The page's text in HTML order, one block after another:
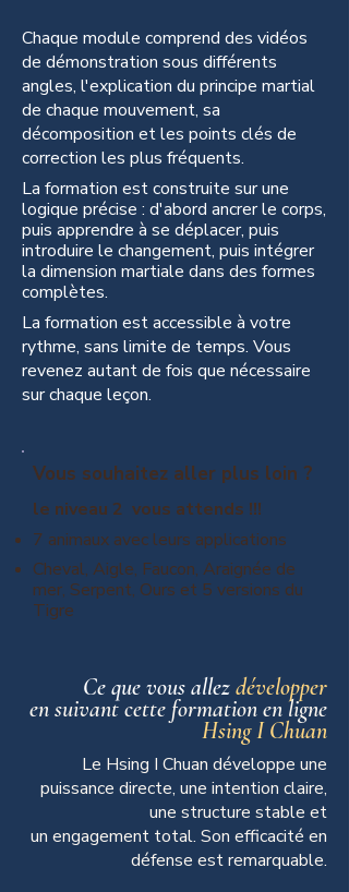
Chaque module comprend des vidéos
de démonstration sous différents
angles, l'explication du principe martial
de chaque mouvement, sa
décomposition et les points clés de
correction les plus fréquents.
La formation est construite sur une
logique précise : d'abord ancrer le corps,
puis apprendre à se déplacer, puis
introduire le changement, puis intégrer
la dimension martiale dans des formes
complètes.
La formation est accessible à votre
rythme, sans limite de temps. Vous
revenez autant de fois que nécessaire
sur chaque leçon.
Vous souhaitez aller plus loin ?
le niveau 2 vous attends !!!
7 animaux avec leurs applications
Cheval, Aigle, Faucon, Araignée de
mer, Serpent, Ours et 5 versions du
Tigre
Ce que vous allezdévelopper
en suivant cette formation en ligne
Hsing I Chuan
Le Hsing I Chuan développe une
puissance directe, une intention claire,
une structure stable et
un engagement total. Son efficacité en
défense est remarquable.